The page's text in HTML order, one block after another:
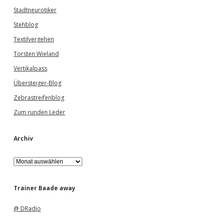
Stadtneurotiker
Stehblog
Textilvergehen
Torsten Wieland
Vertikalpass
Übersteiger-Blog
Zebrastreifenblog
Zum runden Leder
Archiv
A
r
h
Trainer Baade away
@ DRadio